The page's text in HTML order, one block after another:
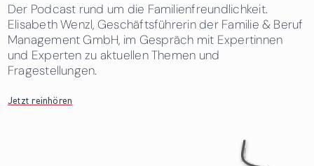
Der Podcast rund um die Familienfreundlichkeit.
Elisabeth Wenzl, Geschäftsführerin der Familie & Beruf
Management GmbH, im Gespräch mit Expertinnen
und Experten zu aktuellen Themen und
Fragestellungen.
Jetzt reinhören